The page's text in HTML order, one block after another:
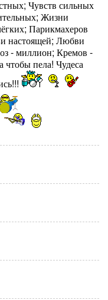
Чувств сильных
Жизни
Парикмахеров
настоящей; Любви
- миллион; Кремов -
чтобы пела! Чудеса